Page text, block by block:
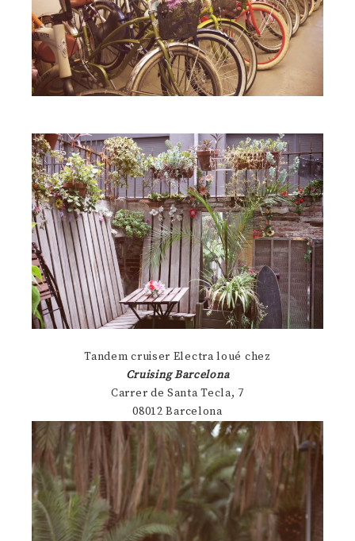
Tandem cruiser Electra loué chez
Cruising Barcelona
Carrer de Santa Tecla, 7
08012 Barcelona